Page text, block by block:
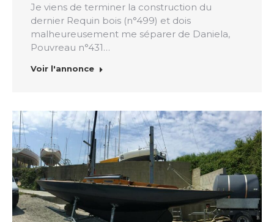
Je viens de terminer la construction du
dernier Requin bois (n°499) et dois
malheureusement me séparer de Daniela,
Pouvreau n°431…
Voir l'annonce